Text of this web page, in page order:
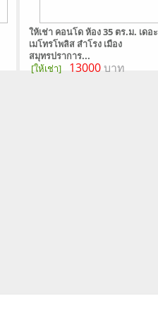
ให้เช่า คอนโด ห้อง 35 ตร.ม. เดอะ
เมโทรโพลิส สำโรง เมือง
สมุทรปราการ...
[ให้เช่า] 13000บาท